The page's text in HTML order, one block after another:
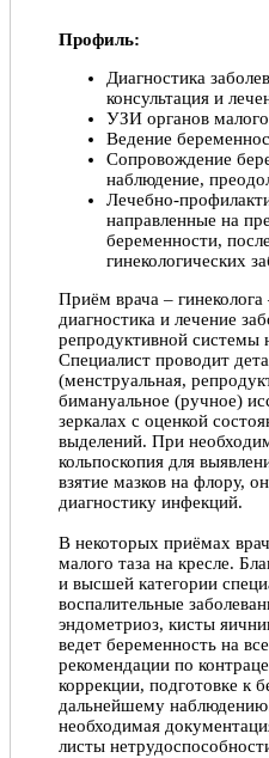
Профиль:
Диагностика
консультация и
УЗИ органов малого
Ведение
Сопровождение
наблюдение,
Лечебно-
направленные на
беременности,
гинекологических
Приём врача –
диагностика и лечение
репродуктивной системы
Специалист проводит
(менструальная,
бимануальное (ручное)
зеркалах с оценкой
выделений. При
кольпоскопия для
взятие мазков на флору,
диагностику инфекций.
В некоторых приёмах
малого таза на кресле.
и высшей категории
воспалительные
эндометриоз, кисты
ведет беременность на
рекомендации по
коррекции, подготовке к
дальнейшему
необходимая
листы